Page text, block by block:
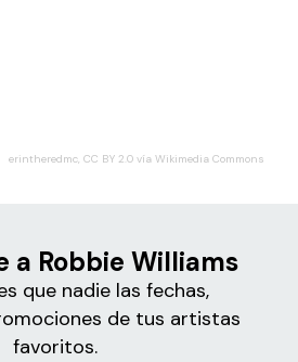
erintheredmc, CC BY 2.0 vía Wikimedia Commons
a Robbie Williams
que nadie las fechas,
de tus artistas
favoritos.